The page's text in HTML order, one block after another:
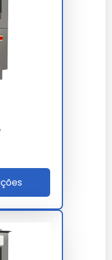
laser Mie -
dinâmica
6 - 14 - 21 - 38 -
0.5 a 3.0 L/min
40 kHz integrado
Látex PS NIST
1 a 100 µm